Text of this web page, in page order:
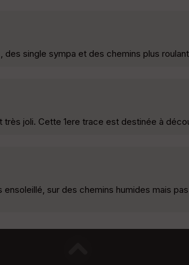
single sympa et des chemins plus
joli. Cette 1ere trace est destinée à
sur des chemins humides mais